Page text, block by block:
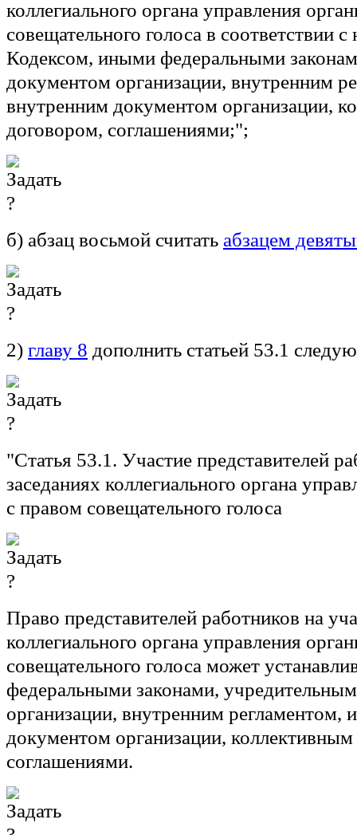
коллегиального органа управления
совещательного голоса в соответствии
Кодексом, иными федеральными
документом организации, внутренним
внутренним документом организации,
договором, соглашениями;";
б) абзац восьмой считать абзацем
2) главу 8 дополнить статьей 53.1
"Статья 53.1. Участие представителей
заседаниях коллегиального органа
с правом совещательного голоса
Право представителей работников на
коллегиального органа управления
совещательного голоса может
федеральными законами,
организации, внутренним
документом организации,
соглашениями.